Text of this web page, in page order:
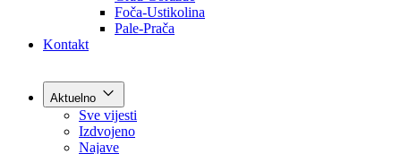
Općine
Kontakt
Aktuelno